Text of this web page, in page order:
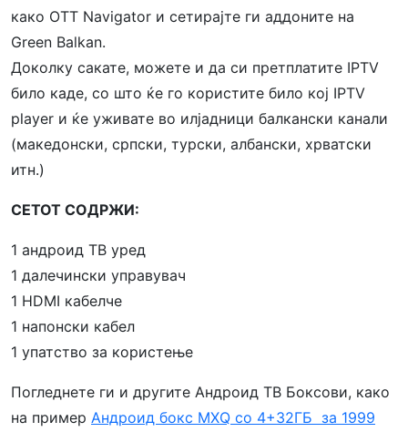
како OTT Navigator и сетирајте ги аддоните на
Green Balkan.
Доколку сакате, можете и да си претплатите IPTV
било каде, со што ќе го користите било кој IPTV
player и ќе уживате во илјадници балкански канали
(македонски, српски, турски, албански, хрватски
итн.)
СЕТОТ СОДРЖИ:
1 андроид ТВ уред
1 далечински управувач
1 HDMI кабелче
1 напонски кабел
1 упатство за користење
Погледнете ги и другите Андроид ТВ Боксови, како
на пример Андроид бокс MXQ со 4+32ГБ за 1999